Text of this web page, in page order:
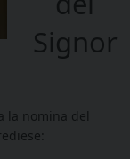
Signor
la nomina del